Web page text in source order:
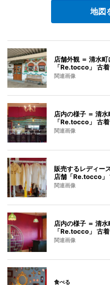
地図
店舗外観 ＝ 清水
「Re.tocco」 古
関連画像
店内の様子 ＝ 清
「Re.tocco」 古
関連画像
販売するレディー
店舗「Re.tocco」
関連画像
店内の様子 ＝ 清
「Re.tocco」 古
関連画像
食べる